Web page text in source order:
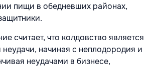
пищи в обедневших районах,
считает, что колдовство является
начиная с неплодородия и
неудачами в бизнесе,